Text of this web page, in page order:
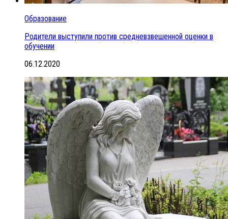
Образование
Родители выступили против средневзвешенной оценки в
обучении
06.12.2020